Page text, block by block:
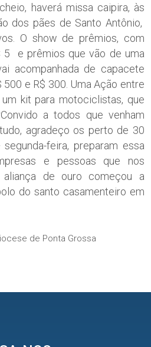
haverá missa caipira, às
dos pães de Santo Antônio,
O show de prêmios, com
5 e prêmios que vão de uma
acompanhada de capacete
500 e R$ 300. Uma Ação entre
kit para motociclistas, que
a todos que venham
agradeço os perto de 30
feira, preparam essa
e pessoas que nos
aliança de ouro começou a
do santo casamenteiro em
de Ponta Grossa